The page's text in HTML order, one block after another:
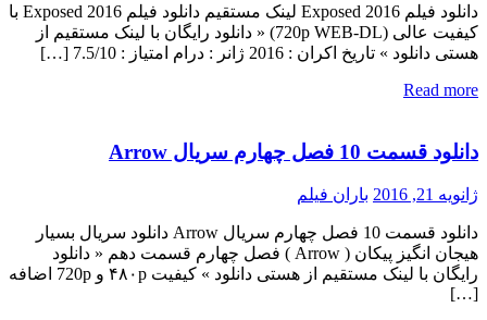
دانلود فیلم Exposed 2016 لینک مستقیم دانلود فیلم Exposed 2016 با
کیفیت عالی (720p WEB-DL) « دانلود رایگان با لینک مستقیم از
هستی دانلود » تاریخ اکران : 2016 ژانر : درام امتیاز : 7.5/10 […]
Read more
دانلود قسمت 10 فصل چهارم سریال Arrow
ژانویه 21, 2016 باران فیلم
دانلود قسمت 10 فصل چهارم سریال Arrow دانلود سریال بسیار
هیجان انگیز پیکان ( Arrow ) فصل چهارم قسمت دهم « دانلود
رایگان با لینک مستقیم از هستی دانلود » کیفیت ۴۸۰p و 720p اضافه
[…]